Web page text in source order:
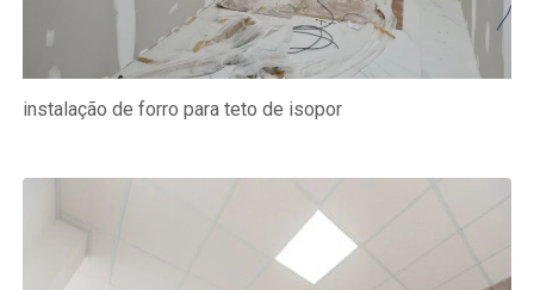
instalação de forro para teto de isopor